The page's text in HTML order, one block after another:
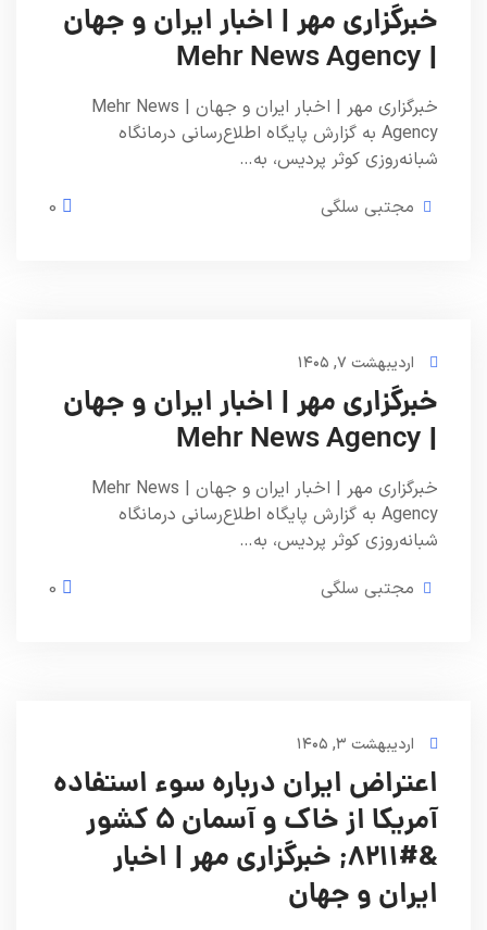
خبرگزاری مهر | اخبار ایران و جهان
| Mehr News Agency
خبرگزاری مهر | اخبار ایران و جهان | Mehr News
Agency به گزارش پایگاه اطلاع‌رسانی درمانگاه
شبانه‌روزی کوثر پردیس، به…
مجتبی سلگی
اردیبهشت ۷, ۱۴۰۵
خبرگزاری مهر | اخبار ایران و جهان
| Mehr News Agency
خبرگزاری مهر | اخبار ایران و جهان | Mehr News
Agency به گزارش پایگاه اطلاع‌رسانی درمانگاه
شبانه‌روزی کوثر پردیس، به…
مجتبی سلگی
اردیبهشت ۳, ۱۴۰۵
اعتراض ایران درباره سوء استفاده
آمریکا از خاک و آسمان ۵ کشور
&#۸۲۱۱; خبرگزاری مهر | اخبار
ایران و جهان